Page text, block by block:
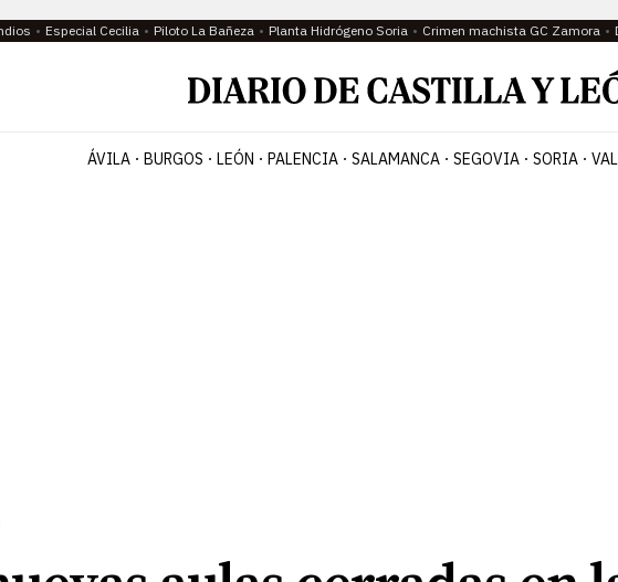
Especial Cecilia Piloto La Bañeza Planta Hidrógeno Soria Crimen machista GC Zamora
ÁVILA BURGOS LEÓN PALENCIA SALAMANCA SEGOVIA SORIA